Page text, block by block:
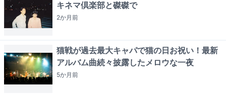
キネマ倶楽部と磔磔で
2か月前
猫戦が過去最大キャパで猫の日お祝い！最新
アルバム曲続々披露したメロウな一夜
5か月前